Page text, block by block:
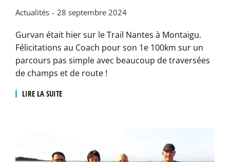
Actualités 28 septembre 2024
Gurvan était hier sur le Trail Nantes à Montaigu.
Félicitations au Coach pour son 1e 100km sur un
parcours pas simple avec beaucoup de traversées
de champs et de route !
LIRE LA SUITE